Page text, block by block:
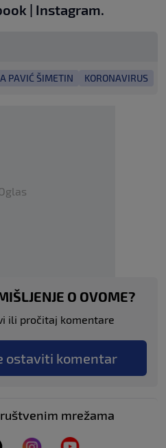
| Instagram.
PAVIĆ ŠIMETIN KORONAVIRUS
O OVOME?
ili pročitaj komentare
ostaviti komentar
mrežama